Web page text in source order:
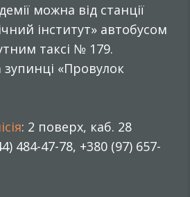
можна від станції
інститут» автобусом
таксі № 179.
зупинці «Провулок
: 2 поверх, каб. 28
484-47-78, +380 (97) 657-